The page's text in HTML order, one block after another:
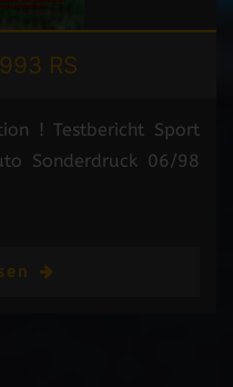
RS
! Testbericht Sport
Sonderdruck 06/98